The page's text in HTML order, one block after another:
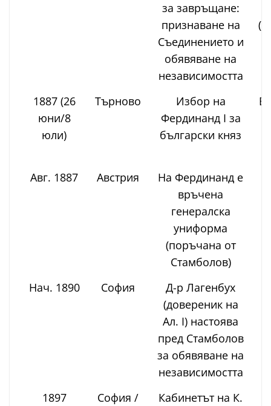
за завръщане:
признаване на
Съединението и
обявяване на
независимостта
1887 (26
юни/8
юли)
Търново
Избор на
Фердинанд I за
български княз
Авг. 1887 Австрия
На Фердинанд е
връчена
генералска
униформа
(поръчана от
Стамболов)
Нач. 1890 София
Д-р Лагенбух
(довереник на
Ал. I) настоява
пред Стамболов
за обявяване на
независимостта
1897
София /
Кабинетът на К.